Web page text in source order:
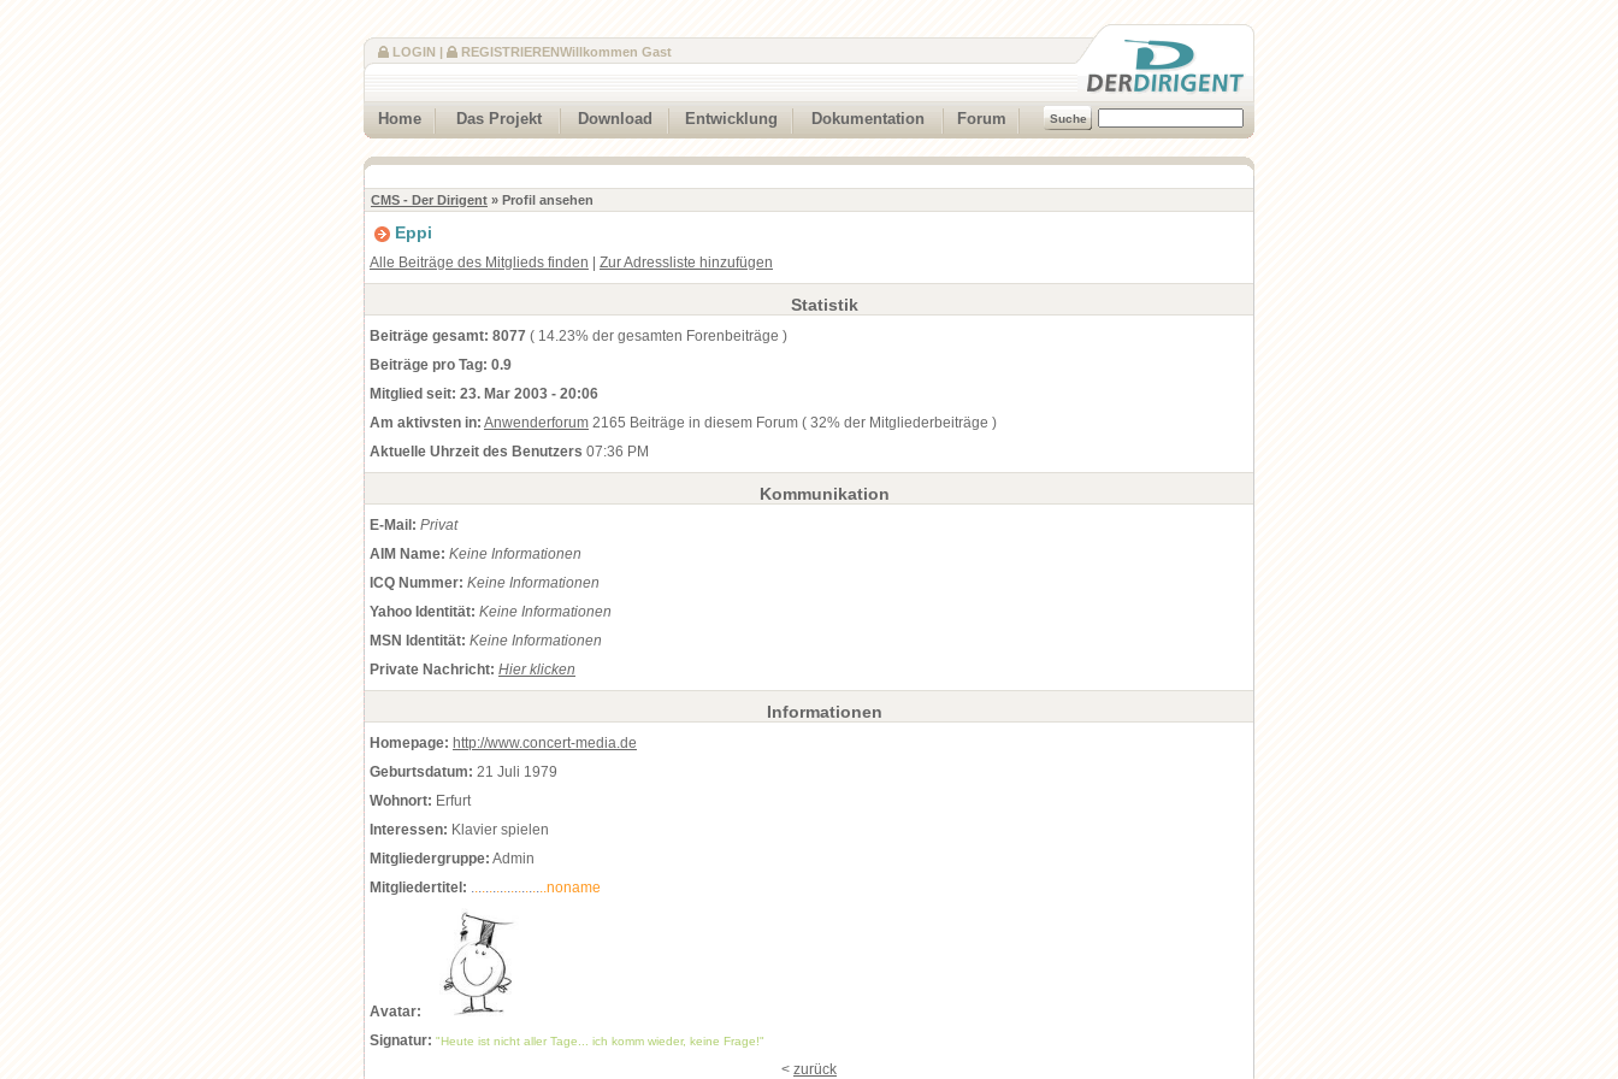
Willkommen Gast
LOGIN | REGISTRIEREN
Home Das Projekt Download Entwicklung Dokumentation Forum
CMS - Der Dirigent » Profil ansehen
Eppi
Alle Beiträge des Mitglieds finden Zur Adressliste hinzufügen
Statistik
Beiträge gesamt: 8077 ( 14.23% der gesamten Forenbeiträge )
Beiträge pro Tag: 0.9
Mitglied seit: 23. Mar 2003 - 20:06
Am aktivsten in: Anwenderforum 2165 Beiträge in diesem Forum ( 32% der Mitgliederbeiträge )
Aktuelle Uhrzeit des Benutzers 07:36 PM
Kommunikation
E-Mail: Privat
AIM Name: Keine Informationen
ICQ Nummer: Keine Informationen
Yahoo Identität: Keine Informationen
MSN Identität: Keine Informationen
Private Nachricht: Hier klicken
Informationen
Homepage: http://www.concert-media.de
Geburtsdatum: 21 Juli 1979
Wohnort: Erfurt
Interessen: Klavier spielen
Mitgliedergruppe: Admin
Mitgliedertitel: .....................noname
Avatar:
Signatur: "Heute ist nicht aller Tage... ich komm wieder, keine Frage!"
< zurück